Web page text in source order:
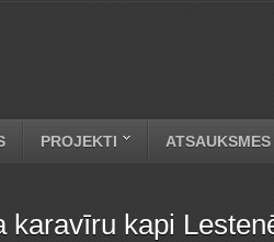
PROJEKTI ATSAUKSMES
karavīru kapi